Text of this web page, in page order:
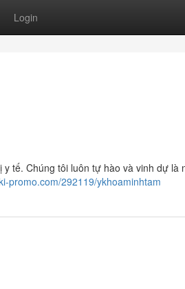
Login
tế. Chúng tôi luôn tự hào và vinh dự là
promo.com/292119/ykhoaminhtam